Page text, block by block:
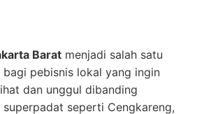
Barat menjadi salah satu
pebisnis lokal yang ingin
dan unggul dibanding
seperti Cengkareng,